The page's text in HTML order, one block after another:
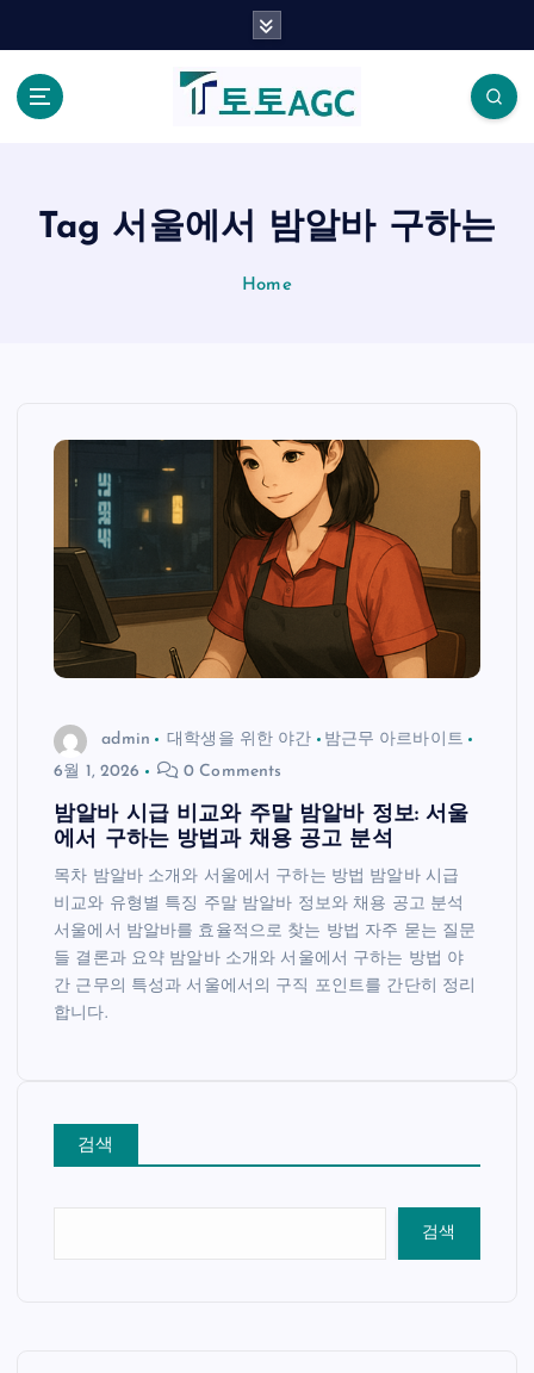
Tag 서울에서 밤알바 구하는
Home
admin 대학생을 위한 야간
밤근무 아르바이트
6월 1, 2026
0 Comments
밤알바 시급 비교와 주말 밤알바 정보: 서울
에서 구하는 방법과 채용 공고 분석
목차 밤알바 소개와 서울에서 구하는 방법 밤알바 시급
비교와 유형별 특징 주말 밤알바 정보와 채용 공고 분석
서울에서 밤알바를 효율적으로 찾는 방법 자주 묻는 질문
들 결론과 요약 밤알바 소개와 서울에서 구하는 방법 야
간 근무의 특성과 서울에서의 구직 포인트를 간단히 정리
합니다.
검색
검색